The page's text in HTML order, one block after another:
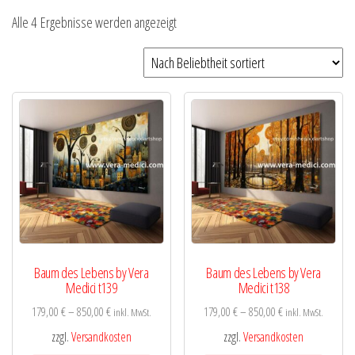
Alle 4 Ergebnisse werden angezeigtNach
Beliebtheit
sortiert
Baum des Lebens by Vera
Medici t139
179,00€–850,00€ inkl. MwSt.
zzgl.Versandkosten
Baum des Lebens by Vera
Medici t138
179,00€–850,00€ inkl. MwSt.
zzgl.Versandkosten